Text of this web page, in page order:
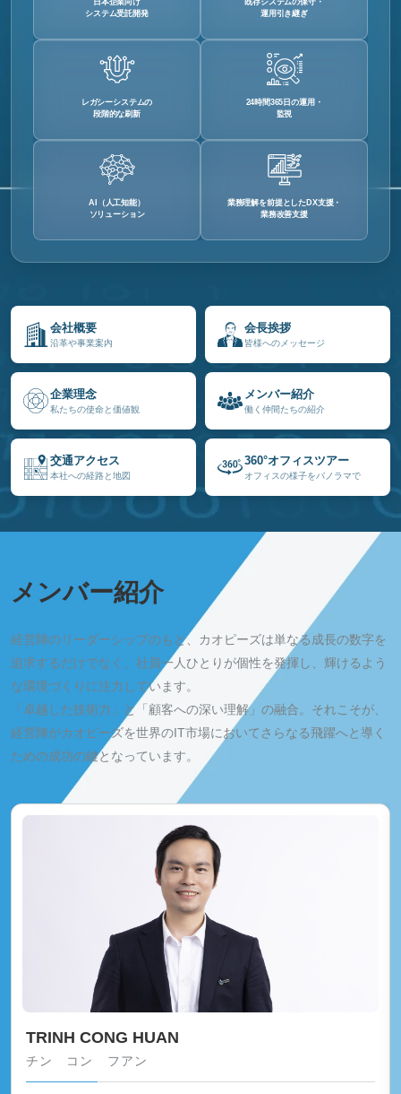
日本企業向け
システム受託開発
既存システムの保守・
運用引き継ぎ
レガシーシステムの
段階的な刷新
24時間365日の運用・
監視
AI（人工知能）
ソリューション
業務理解を前提としたDX支援・
業務改善支援
会社概要
沿革や事業案内
会長挨拶
皆様へのメッセージ
企業理念
私たちの使命と価値観
メンバー紹介
働く仲間たちの紹介
交通アクセス
本社への経路と地図
360°オフィスツアー
オフィスの様子をパノラマで
メンバー紹介
経営陣のリーダーシップのもと、カオピーズは単なる成長の数字を
追求するだけでなく、社員一人ひとりが個性を発揮し、輝けるよう
な環境づくりに注力しています。
「卓越した技術力」と「顧客への深い理解」の融合。それこそが、
経営陣がカオピーズを世界のIT市場においてさらなる飛躍へと導く
ための成功の鍵となっています。
TRINH CONG HUAN
チン コン フアン